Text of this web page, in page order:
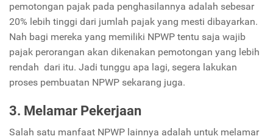
pemotongan pajak pada penghasilannya adalah sebesar
20% lebih tinggi dari jumlah pajak yang mesti dibayarkan.
Nah bagi mereka yang memiliki NPWP tentu saja wajib
pajak perorangan akan dikenakan pemotongan yang lebih
rendah dari itu. Jadi tunggu apa lagi, segera lakukan
proses pembuatan NPWP sekarang juga.
3. Melamar Pekerjaan
Salah satu manfaat NPWP lainnya adalah untuk melamar